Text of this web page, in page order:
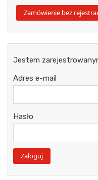
Jestem
Adres e-mail
Hasło